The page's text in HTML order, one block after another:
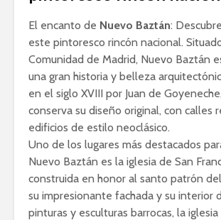
El encanto de Nuevo Baztán:
este pintoresco rincón nacional.
Comunidad de Madrid, Nuevo Baztán
una gran historia y belleza
en el siglo XVIII por Juan de
conserva su diseño original, con calles
edificios de estilo neoclásico.
Uno de los lugares más destacados
Nuevo Baztán es la iglesia de San
construida en honor al santo patrón
su impresionante fachada y su interior
pinturas y esculturas barrocas, la iglesia